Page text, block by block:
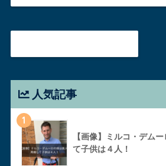
人気記事
1
【画像】ミルコ・デム
て子供は４人！